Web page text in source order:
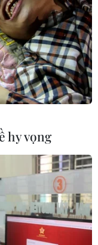
hy vọng